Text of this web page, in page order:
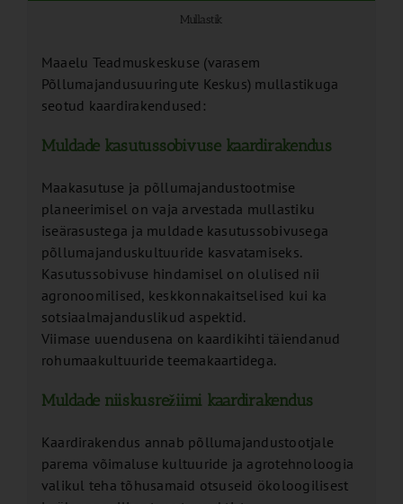
Mullastik
Maaelu Teadmuskeskuse (varasem
Põllumajandusuuringute Keskus) mullastikuga
seotud kaardirakendused:
Muldade kasutussobivuse kaardirakendus
Maakasutuse ja põllumajandustootmise
planeerimisel on vaja arvestada mullastiku
iseärasustega ja muldade kasutussobivusega
põllumajanduskultuuride kasvatamiseks.
Kasutussobivuse hindamisel on olulised nii
agronoomilised, keskkonnakaitselised kui ka
sotsiaalmajanduslikud aspektid.
Viimase uuendusena on kaardikihti täiendanud
rohumaakultuuride teemakaartidega.
Muldade niiskusrežiimi kaardirakendus
Kaardirakendus annab põllumajandustootjale
parema võimaluse kultuuride ja agrotehnoloogia
valikul teha tõhusamaid otsuseid ökoloogilisest